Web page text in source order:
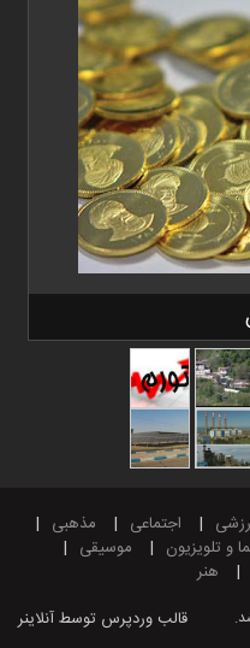
اجتماعی
مذهبی
و تلویزیون
موسیقی
هنر
قالب وردپرس توسط آنلاینر